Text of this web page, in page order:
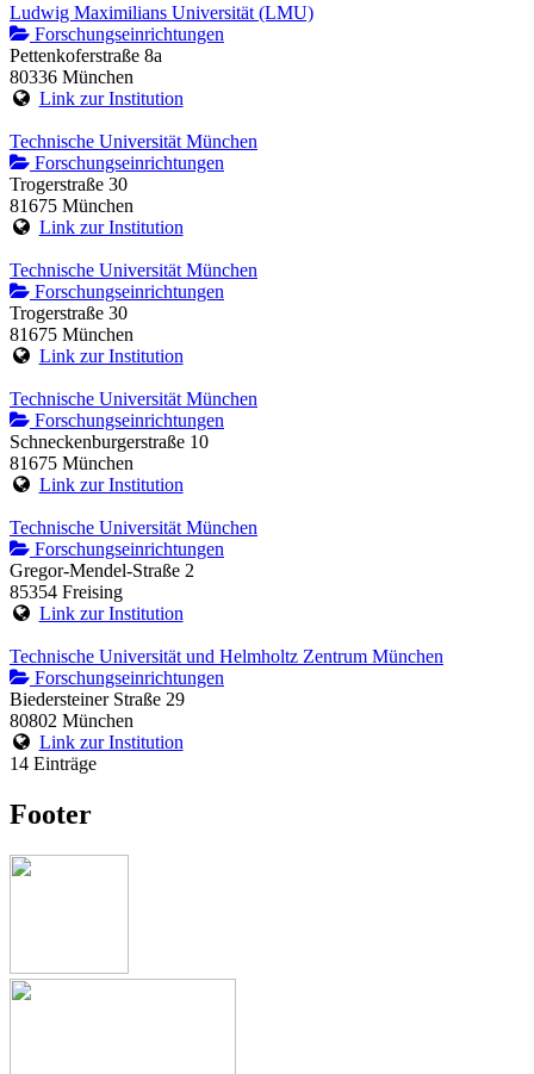
Ludwig Maximilians Universität (LMU)
Forschungseinrichtungen
Pettenkoferstraße 8a
80336 München
Link zur Institution
Technische Universität München
Forschungseinrichtungen
Trogerstraße 30
81675 München
Link zur Institution
Technische Universität München
Forschungseinrichtungen
Trogerstraße 30
81675 München
Link zur Institution
Technische Universität München
Forschungseinrichtungen
Schneckenburgerstraße 10
81675 München
Link zur Institution
Technische Universität München
Forschungseinrichtungen
Gregor-Mendel-Straße 2
85354 Freising
Link zur Institution
Technische Universität und Helmholtz Zentrum München
Forschungseinrichtungen
Biedersteiner Straße 29
80802 München
Link zur Institution
14 Einträge
Footer